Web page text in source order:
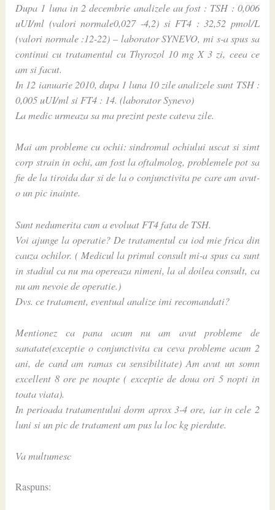
Dupa 1 luna in 2 decembrie analizele au fost : TSH : 0,006
uUI/ml (valori normale0,027 -4,2) si FT4 : 32,52 pmol/L
(valori normale :12-22) – laborator SYNEVO, mi s-a spus sa
continui cu tratamentul cu Thyrozol 10 mg X 3 zi, ceea ce
am si facut.
In 12 ianuarie 2010, dupa 1 luna 10 zile analizele sunt TSH :
0,005 uUI/ml si FT4 : 14. (laborator Synevo)
La medic urmeaza sa ma prezint peste cateva zile.
Mai am probleme cu ochii: sindromul ochiului uscat si simt
corp strain in ochi, am fost la oftalmolog, problemele pot sa
fie de la tiroida dar si de la o conjunctivita pe care am avut-
o un pic inainte.
Sunt nedumerita cum a evoluat FT4 fata de TSH.
Voi ajunge la operatie? De tratamentul cu iod mie frica din
cauza ochilor. ( Medicul la primul consult mi-a spus ca sunt
in stadiul ca nu ma opereaza nimeni, la al doilea consult, ca
nu am nevoie de operatie.)
Dvs. ce tratament, eventual analize imi recomandati?
Mentionez ca pana acum nu am avut probleme de
sanatate(exceptie o conjunctivita cu ceva probleme acum 2
ani, de cand am ramas cu sensibilitate) Am avut un somn
excellent 8 ore pe noapte ( exceptie de doua ori 5 nopti in
toata viata).
In perioada tratamentului dorm aprox 3-4 ore, iar in cele 2
luni si un pic de tratament am pus la loc kg pierdute.
Va multumesc
Raspuns: